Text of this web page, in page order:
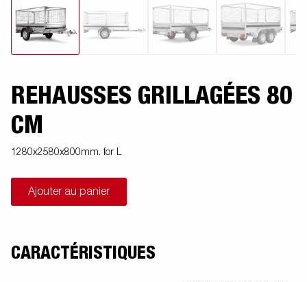
REHAUSSES GRILLAGÉES 80
CM
1280x2580x800mm. for L
Ajouter au panier
CARACTÉRISTIQUES